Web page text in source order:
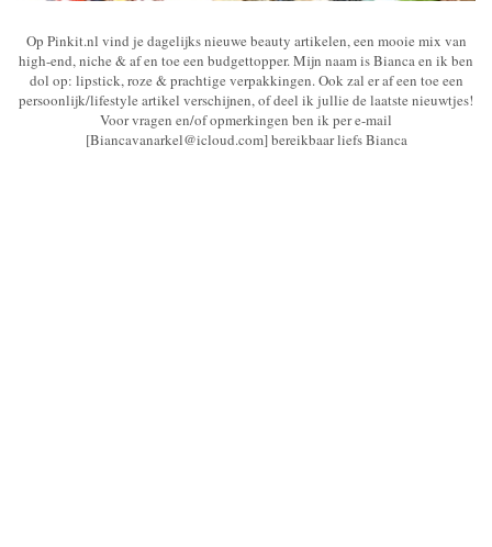
Op Pinkit.nl vind je dagelijks nieuwe beauty artikelen, een mooie mix van
high-end, niche & af en toe een budgettopper. Mijn naam is Bianca en ik ben
dol op: lipstick, roze & prachtige verpakkingen. Ook zal er af een toe een
persoonlijk/lifestyle artikel verschijnen, of deel ik jullie de laatste nieuwtjes!
Voor vragen en/of opmerkingen ben ik per e-mail
[Biancavanarkel@icloud.com] bereikbaar liefs Bianca